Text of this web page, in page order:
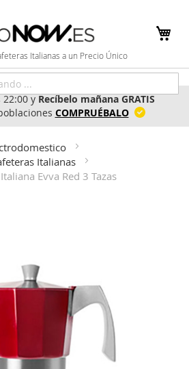
Italianas a un Precio Único
22:00 yRecíbelo mañana GRATIS
COMPRUÉBALO
Italianas
Evva Red 3 Tazas